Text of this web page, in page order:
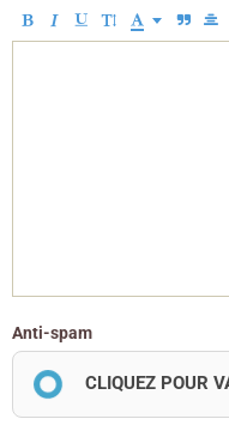
Anti-spam
CLIQUEZ POUR